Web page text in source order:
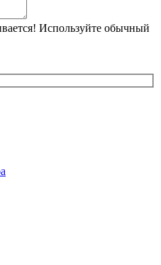
Используйте обычный